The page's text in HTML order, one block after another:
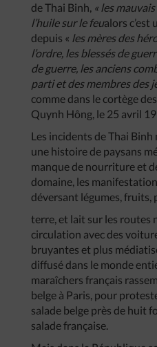
de Thai Binh, « lesmauvais
l’huilesurle feualors c’est
depuis « lesmèresdes
l’ordre, lesblessésde
de guerre, lesanciens
partietdesmembresdes
comme dans le cortège
Quynh Hông, le 25 avril
Les incidents de Thai Binh
une histoire de paysans
manque de nourriture et
domaine, les
déversant légumes, fruits,
terre, et lait sur les routes
circulation avec des
bruyantes et plus
diffusé dans le monde
maraîchers français
belge à Paris, pour
salade belge près de huit
salade française.